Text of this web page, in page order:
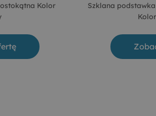
Kolor
Szklana